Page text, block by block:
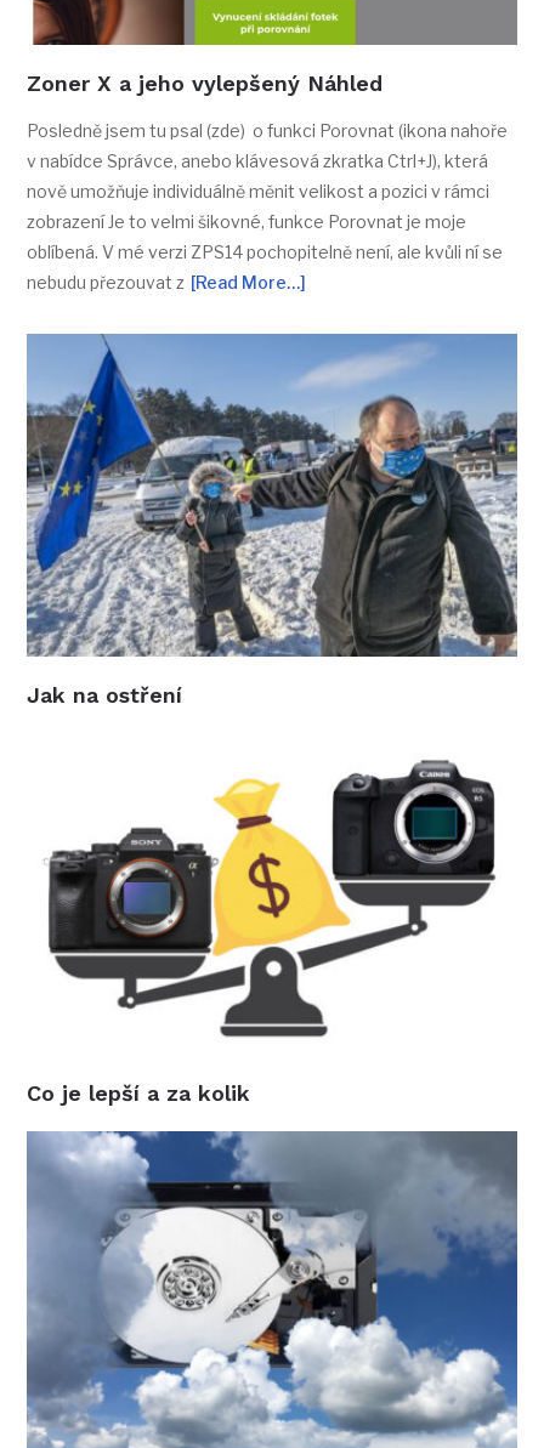
Zoner X a jeho vylepšený Náhled
Posledně jsem tu psal (zde) o funkci Porovnat (ikona nahoře
v nabídce Správce, anebo klávesová zkratka Ctrl+J), která
nově umožňuje individuálně měnit velikost a pozici v rámci
zobrazení Je to velmi šikovné, funkce Porovnat je moje
oblíbená. V mé verzi ZPS14 pochopitelně není, ale kvůli ní se
nebudu přezouvat z [Read More…]
Jak na ostření
Co je lepší a za kolik